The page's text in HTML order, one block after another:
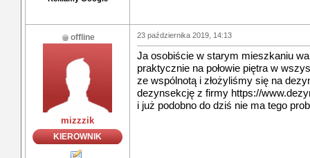
offline
mizzzik
KIEROWNIK
23 października 2019, 14:13
Ja osobiście w starym mieszkaniu
praktycznie na połowie piętra w
ze wspólnotą i złożyliśmy się na
dezynsekcję z firmy https://
i już podobno do dziś nie ma tego